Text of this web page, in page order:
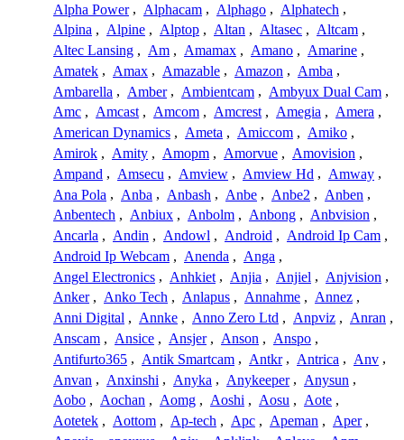
Alpha Power , Alphacam , Alphago , Alphatech ,
Alpina , Alpine , Alptop , Altan , Altasec , Altcam ,
Altec Lansing , Am , Amamax , Amano , Amarine ,
Amatek , Amax , Amazable , Amazon , Amba ,
Ambarella , Amber , Ambientcam , Ambyux Dual Cam ,
Amc , Amcast , Amcom , Amcrest , Amegia , Amera ,
American Dynamics , Ameta , Amiccom , Amiko ,
Amirok , Amity , Amopm , Amorvue , Amovision ,
Ampand , Amsecu , Amview , Amview Hd , Amway ,
Ana Pola , Anba , Anbash , Anbe , Anbe2 , Anben ,
Anbentech , Anbiux , Anbolm , Anbong , Anbvision ,
Ancarla , Andin , Andowl , Android , Android Ip Cam ,
Android Ip Webcam , Anenda , Anga ,
Angel Electronics , Anhkiet , Anjia , Anjiel , Anjvision ,
Anker , Anko Tech , Anlapus , Annahme , Annez ,
Anni Digital , Annke , Anno Zero Ltd , Anpviz , Anran ,
Anscam , Ansice , Ansjer , Anson , Anspo ,
Antifurto365 , Antik Smartcam , Antkr , Antrica , Anv ,
Anvan , Anxinshi , Anyka , Anykeeper , Anysun ,
Aobo , Aochan , Aomg , Aoshi , Aosu , Aote ,
Aotetek , Aottom , Ap-tech , Apc , Apeman , Aper ,